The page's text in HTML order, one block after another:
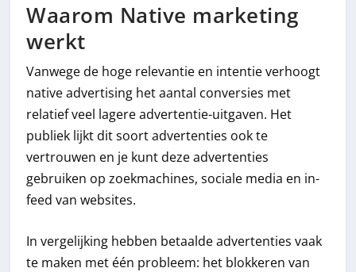
Waarom Native marketing
werkt
Vanwege de hoge relevantie en intentie verhoogt
native advertising het aantal conversies met
relatief veel lagere advertentie-uitgaven. Het
publiek lijkt dit soort advertenties ook te
vertrouwen en je kunt deze advertenties
gebruiken op zoekmachines, sociale media en in-
feed van websites.
In vergelijking hebben betaalde advertenties vaak
te maken met één probleem: het blokkeren van